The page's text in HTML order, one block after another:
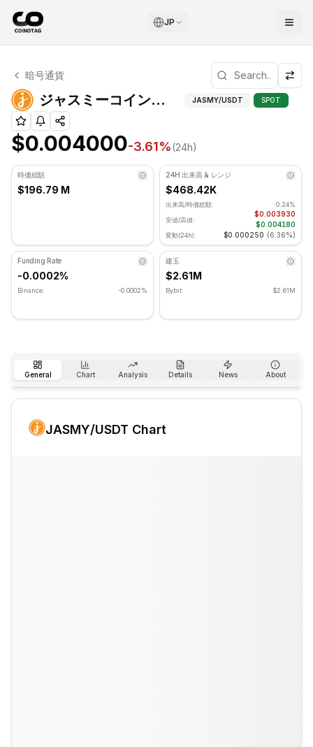
JP
ジャスミーコイン テクニカル分析
ジャスミーコイン 現在 $0.004000 で取引されています.
暗号通貨
ジャスミーコイン（JASMY）テクニカル指標 JASMY/USDT SPOT
$0.004000-3.61%(24h)
時価総額
$196.79 M
24H 出来高 & レンジ
$468.42K
出来高/時価総額:
0.24%
安値/高値:
$0.003930
$0.004180
変動(24h): $0.000250 (6.36%)
Funding Rate
-0.0002%
Binance: -0.0002%
建玉
$2.61M
Bybit: $2.61M
General Chart Analysis Details News About
JASMY/USDT Chart